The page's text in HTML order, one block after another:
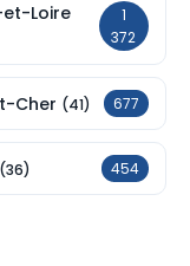
Loire
1
372
Cher (41) 677
(36) 454